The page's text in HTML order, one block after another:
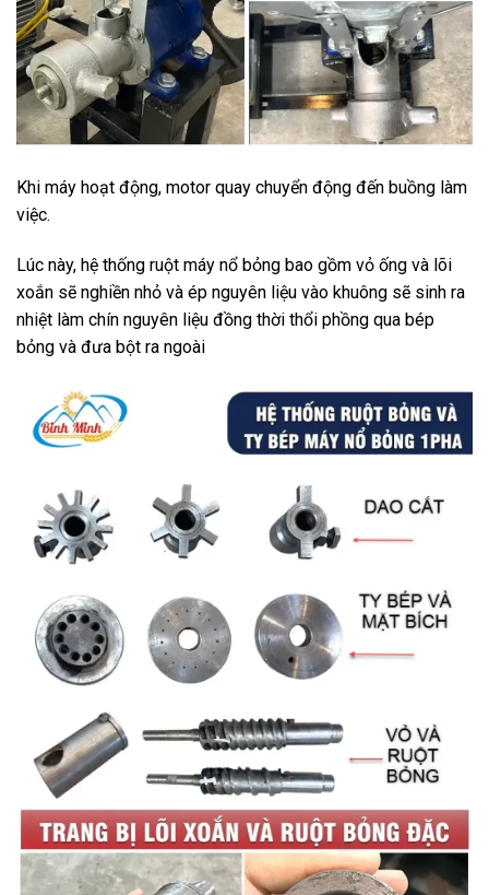
Khi máy hoạt động, motor quay chuyển động đến buồng làm
việc.
Lúc này, hệ thống ruột máy nổ bỏng bao gồm vỏ ống và lõi
xoắn sẽ nghiền nhỏ và ép nguyên liệu vào khuông sẽ sinh ra
nhiệt làm chín nguyên liệu đồng thời thổi phồng qua bép
bỏng và đưa bột ra ngoài